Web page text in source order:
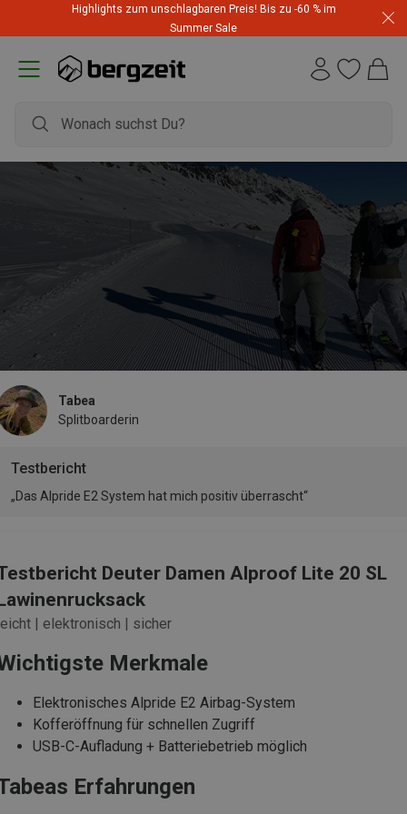
Highlights zum unschlagbaren Preis! Bis zu -60 % im
Summer Sale
Testbericht
Tabea
Splitboarderin
„Das Alpride E2 System hat mich positiv überrascht“
Deuter Damen Alproof Lite 20 SL
| elektronisch | sicher
Merkmale
Elektronisches Alpride E2 Airbag-System
Kofferöffnung für schnellen Zugriff
USB-C-Aufladung + Batteriebetrieb möglich
Erfahrungen